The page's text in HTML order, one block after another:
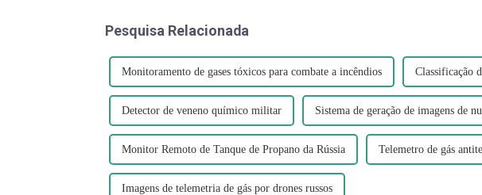
Pesquisa Relacionada
Monitoramento de gases tóxicos para combate a incêndios Classificação
Detector de veneno químico militar Sistema de geração de imagens de
Monitor Remoto de Tanque de Propano da Rússia Telemetro de gás
Imagens de telemetria de gás por drones russos